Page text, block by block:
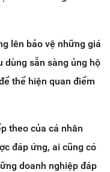
lên bảo vệ những giá
dùng sẵn sàng ủng hộ
thể hiện quan điểm
theo của cá nhân
đáp ứng, ai cũng có
doanh nghiệp đáp